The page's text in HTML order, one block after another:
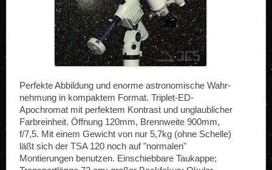
Perfekte Abbildung und enorme astronomische Wahr­
nehmung in kompaktem Format. Triplet-ED-
Apochromat mit perfektem Kontrast und un­glaublicher
Farbreinheit. Öffnung 120mm, Brennweite 900mm,
f/7,5. Mit einem Gewicht von nur 5,7kg (ohne Schelle)
läßt sich der TSA 120 noch auf "normalen"
Montierungen benutzen. Einschieb­bare Taukappe;